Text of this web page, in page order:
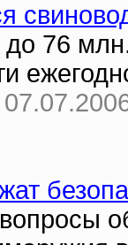
76